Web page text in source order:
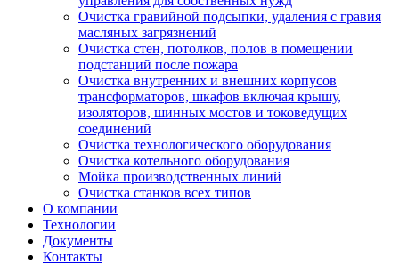
Очистка гравийной подсыпки, удаления с гравия
масляных загрязнений
Очистка стен, потолков, полов в помещении
подстанций после пожара
Очистка внутренних и внешних корпусов
трансформаторов, шкафов включая крышу,
изоляторов, шинных мостов и токоведущих
соединений
Очистка технологического оборудования
Очистка котельного оборудования
Мойка производственных линий
Очистка станков всех типов
О компании
Технологии
Документы
Контакты